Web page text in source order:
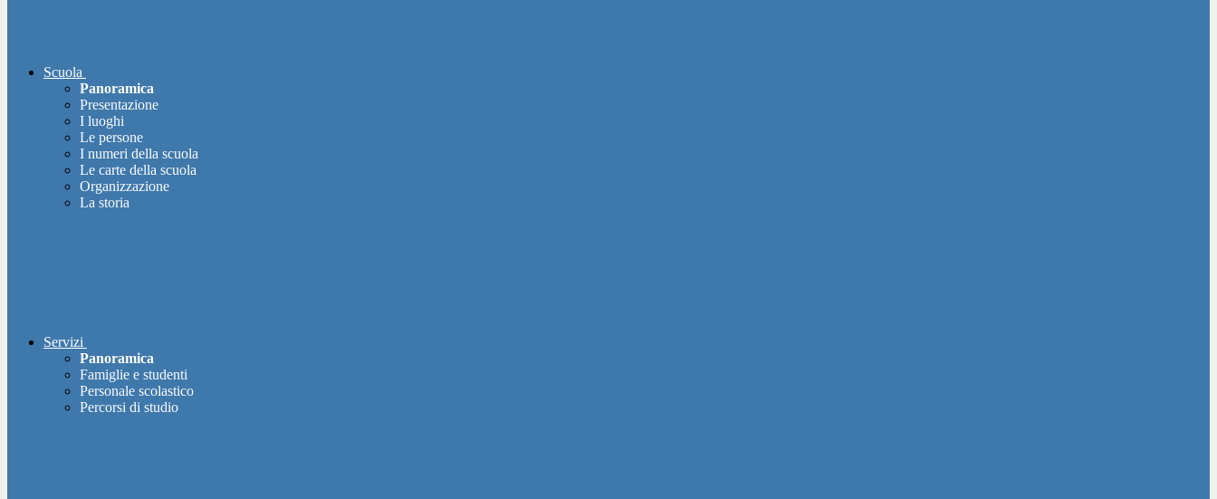
Scuola
Panoramica
Presentazione
I luoghi
Le persone
I numeri della scuola
Le carte della scuola
Organizzazione
La storia
Servizi
Panoramica
Famiglie e studenti
Personale scolastico
Percorsi di studio